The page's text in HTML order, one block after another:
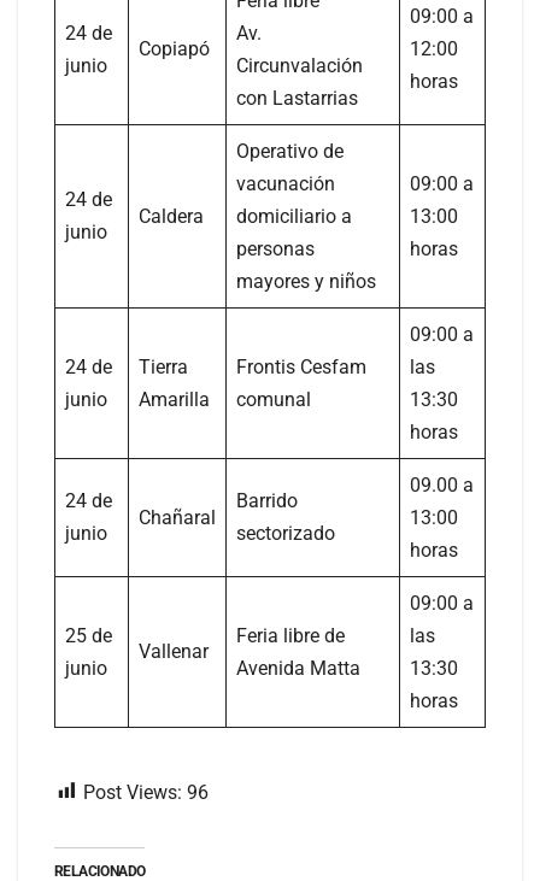
24 de
junio
Copiapó
Av.
Circunvalación
con Lastarrias
09:00 a
12:00
horas
24 de
junio
Caldera
Operativo de
vacunación
domiciliario a
personas
mayores y niños
09:00 a
13:00
horas
24 de
junio
Tierra
Amarilla
Frontis Cesfam
comunal
09:00 a
las
13:30
horas
24 de
junio
Chañaral
Barrido
sectorizado
09.00 a
13:00
horas
25 de
junio
Vallenar
Feria libre de
Avenida Matta
09:00 a
las
13:30
horas
Post Views: 96
RELACIONADO